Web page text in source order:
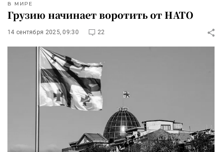
В МИРЕ
Грузию начинает воротить от НАТО
14 сентября 2025, 09:30 22